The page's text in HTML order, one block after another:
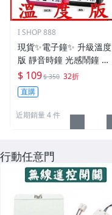
I SHOP 888
現貨✨電子鐘✨ 升級溫度
版 靜音時鐘 光感鬧鐘 貪
睡 大字幕 聰明鐘 創意LE
D鬧鐘 禮品
$ 109$ 350 32折
直購
近期銷量 4 件
行動任意門